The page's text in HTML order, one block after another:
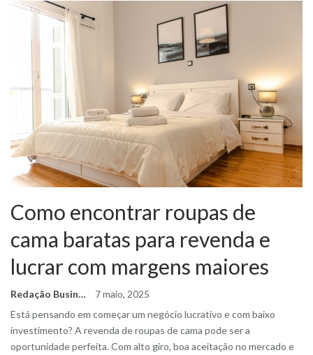
Como encontrar roupas de
cama baratas para revenda e
lucrar com margens maiores
Redação Business Ideas
7 maio, 2025
Está pensando em começar um negócio lucrativo e com baixo
investimento? A revenda de roupas de cama pode ser a
oportunidade perfeita. Com alto giro, boa aceitação no mercado e